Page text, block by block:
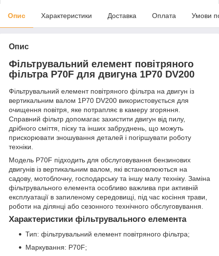
Опис Характеристики Доставка Оплата Умови
Опис
Фільтрувальний елемент повітряного
фільтра P70F для двигуна 1P70 DV200
Фільтрувальний елемент повітряного фільтра на двигун із
вертикальним валом 1P70 DV200 використовується для
очищення повітря, яке потрапляє в камеру згоряння.
Справний фільтр допомагає захистити двигун від пилу,
дрібного сміття, піску та інших забруднень, що можуть
прискорювати зношування деталей і погіршувати роботу
техніки.
Модель P70F підходить для обслуговування бензинових
двигунів із вертикальним валом, які встановлюються на
садову, мотоблочну, господарську та іншу малу техніку. Заміна
фільтрувального елемента особливо важлива при активній
експлуатації в запиленому середовищі, під час косіння трави,
роботи на ділянці або сезонного технічного обслуговування.
Характеристики фільтрувального елемента
Тип: фільтрувальний елемент повітряного фільтра;
Маркування: P70F;